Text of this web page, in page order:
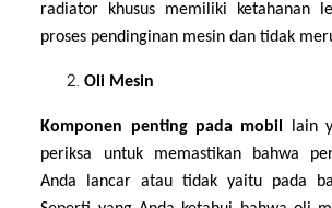
radiator khusus memiliki ketahanan
proses pendinginan mesin dan tidak
Oli Mesin
Komponen penting pada mobil lain
periksa untuk memastikan bahwa
Anda lancar atau tidak yaitu pada